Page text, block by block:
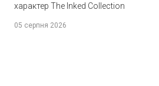
характер The Inked Collection
05 серпня 2026